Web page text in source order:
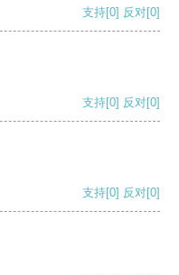
支持[0] 反对[0]
支持[0] 反对[0]
支持[0] 反对[0]